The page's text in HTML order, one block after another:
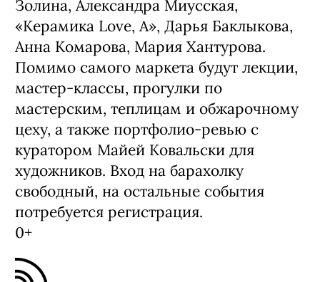
Золина, Александра Миусская,
«Керамика Love, A», Дарья Баклыкова,
Анна Комарова, Мария Хантурова.
Помимо самого маркета будут лекции,
мастер-классы, прогулки по
мастерским, теплицам и обжарочному
цеху, а также портфолио-ревью с
куратором Майей Ковальски для
художников. Вход на барахолку
свободный, на остальные события
потребуется регистрация.
0+